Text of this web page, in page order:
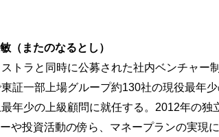
（またのなるとし）
トラと同時に公募された社内ベンチャー
証一部上場グループ約130社の現役最年
年少の上級顧問に就任する。2012年の独
や投資活動の傍ら、マネープランの実現